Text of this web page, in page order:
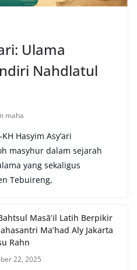
Ulama
Nahdlatul
maha
Hasyim Asy’ari
masyhur dalam sejarah
yang sekaligus
Tebuireng,
Masā’il Latih Berpikir
Ma’had Aly Jakarta
Rahn
22, 2025